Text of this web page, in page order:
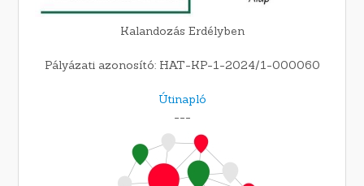
Kalandozás Erdélyben
Pályázati azonosító: HAT-KP-1-2024/1-000060
Útinapló
---